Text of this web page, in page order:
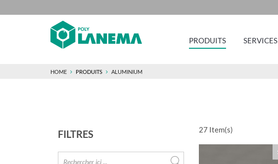
PRODUITS SERVICES
HOME PRODUITS ALUMINIUM
FILTRES 27 Item(s)